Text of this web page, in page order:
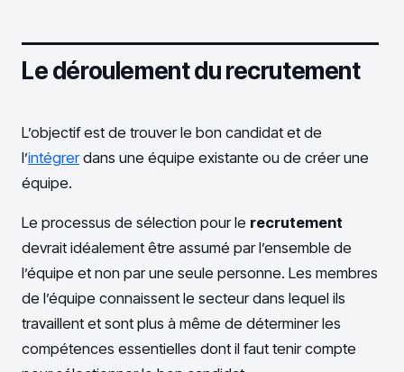
Le déroulement du recrutement
L’objectif est de trouver le bon candidat et de
l’intégrerdans une équipe existante ou de créer une
équipe.
Le processus de sélection pour le recrutement
devrait idéalement être assumé par l’ensemble de
l’équipe et non par une seule personne. Les membres
de l’équipe connaissent le secteur dans lequel ils
travaillent et sont plus à même de déterminer les
compétences essentielles dont il faut tenir compte